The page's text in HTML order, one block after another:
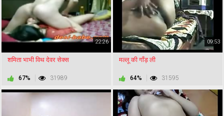
22:26
शमिता भाभी विथ देवर सेक्स
67% 31989
09:53
मल्लू की गाँड़ ली
64% 31595